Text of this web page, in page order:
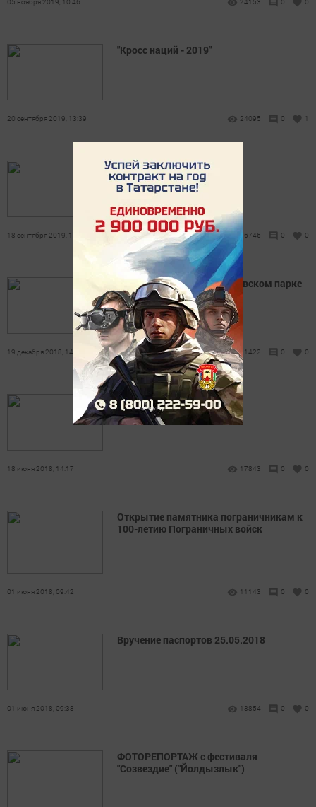
05 ноября 2019, 10:46 24153 0 0
"Кросс наций - 2019"
20 сентября 2019, 13:39 24095 0 1
1 сентября 2019
18 сентября 2019, 14:05 16746 0 0
Снежные фигуры в Апастовском парке
19 декабря 2018, 14:36 21422 0 0
Сабантуй-2018
18 июня 2018, 14:17 17843 0 0
Открытие памятника пограничникам к
100-летию Пограничных войск
01 июня 2018, 09:42 11143 0 0
Вручение паспортов 25.05.2018
01 июня 2018, 09:38 13854 0 0
ФОТОРЕПОРТАЖ с фестиваля
"Созвездие" ("Йолдызлык")